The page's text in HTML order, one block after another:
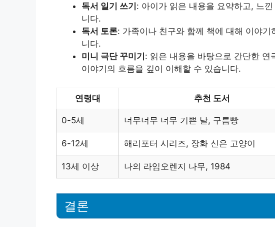
독서 일기 쓰기: 아이가 읽은 내용을 요약하고, 느
니다.
독서 토론: 가족이나 친구와 함께 책에 대해 이야
니다.
미니 극단 꾸미기: 읽은 내용을 바탕으로 간단한 연
이야기의 흐름을 깊이 이해할 수 있습니다.
연령대 추천 도서
0-5세 너무너무 너무 기쁜 날, 구름빵
6-12세 해리포터 시리즈, 장화 신은 고양이
13세 이상 나의 라임오렌지 나무, 1984
결론